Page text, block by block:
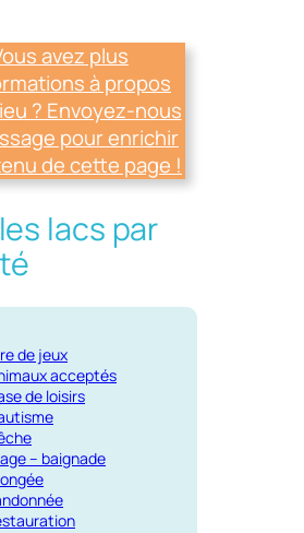
avez plus
à propos
? Envoyez-nous
pour enrichir
de cette page !
lacs par
de jeux
acceptés
de loisirs
– baignade